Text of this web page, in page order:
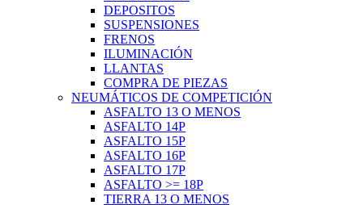
DEPOSITOS
SUSPENSIONES
FRENOS
ILUMINACIÓN
LLANTAS
COMPRA DE PIEZAS
NEUMÁTICOS DE COMPETICIÓN
ASFALTO 13 O MENOS
ASFALTO 14P
ASFALTO 15P
ASFALTO 16P
ASFALTO 17P
ASFALTO >= 18P
TIERRA 13 O MENOS